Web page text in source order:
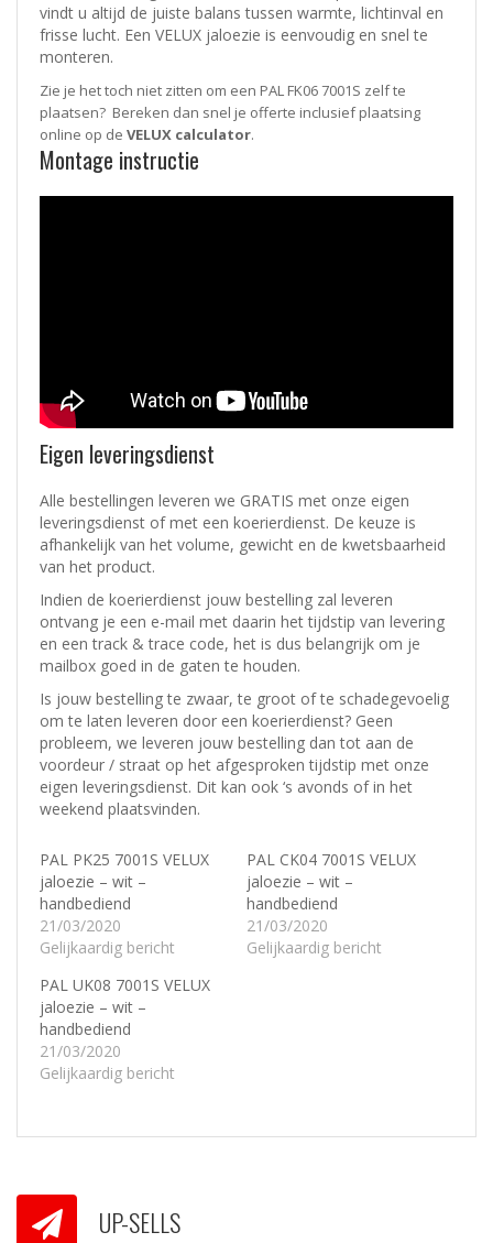
vindt u altijd de juiste balans tussen warmte, lichtinval en
frisse lucht. Een VELUX jaloezie is eenvoudig en snel te
monteren.
Zie je het toch niet zitten om een PAL FK06 7001S zelf te
plaatsen? Bereken dan snel je offerte inclusief plaatsing
online op de VELUX calculator.
Montage instructie
Eigen leveringsdienst
Alle bestellingen leveren we GRATIS met onze eigen
leveringsdienst of met een koerierdienst. De keuze is
afhankelijk van het volume, gewicht en de kwetsbaarheid
van het product.
Indien de koerierdienst jouw bestelling zal leveren
ontvang je een e-mail met daarin het tijdstip van levering
en een track & trace code, het is dus belangrijk om je
mailbox goed in de gaten te houden.
Is jouw bestelling te zwaar, te groot of te schadegevoelig
om te laten leveren door een koerierdienst? Geen
probleem, we leveren jouw bestelling dan tot aan de
voordeur / straat op het afgesproken tijdstip met onze
eigen leveringsdienst. Dit kan ook ‘s avonds of in het
weekend plaatsvinden.
PAL PK25 7001S VELUX
jaloezie – wit –
handbediend
21/03/2020
Gelijkaardig bericht
PAL CK04 7001S VELUX
jaloezie – wit –
handbediend
21/03/2020
Gelijkaardig bericht
PAL UK08 7001S VELUX
jaloezie – wit –
handbediend
21/03/2020
Gelijkaardig bericht
UP-SELLS